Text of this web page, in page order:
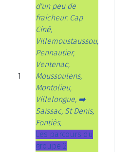
1
d'un peu de
fraicheur. Cap
Ciné,
Villemoustaussou,
Pennautier,
Ventenac,
Moussoulens,
Montolieu,
Villelongue, ➡️
Saissac, St Denis,
Fontiès,
Les parcours du
groupe 2